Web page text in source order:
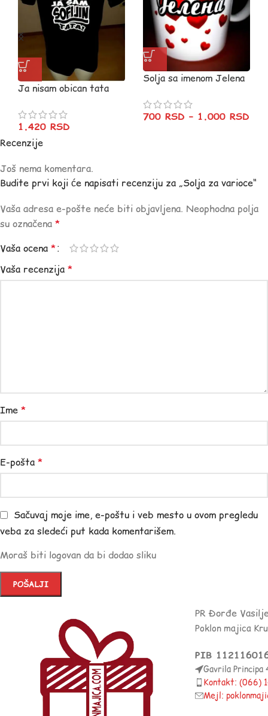
Ja nisam obican tata
1.420 RSD
Solja sa imenom Jelena
700 RSD – 1.000 RSD
Recenzije
Još nema komentara.
Budite prvi koji će napisati recenziju za „Solja za varioce“
Vaša adresa e-pošte neće biti objavljena. Neophodna polja
su označena *
Vaša ocena *
Vaša recenzija *
Ime *
E-pošta *
Sačuvaj moje ime, e-poštu i veb mesto u ovom pregledu
veba za sledeći put kada komentarišem.
Moraš biti logovan da bi dodao sliku
PR Đorđe
Poklon majica
PIB
Gavrila Principa
Kontakt: (066)
Mejl: